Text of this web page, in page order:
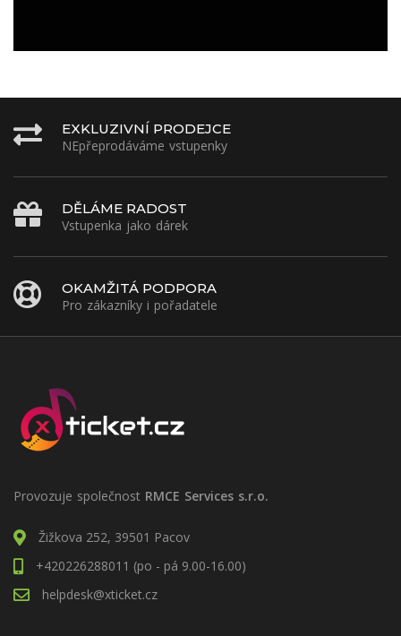
EXKLUZIVNÍ PRODEJCE
NEpřeprodáváme vstupenky
DĚLÁME RADOST
Vstupenka jako dárek
OKAMŽITÁ PODPORA
Pro zákazníky i pořadatele
Provozuje společnost RMCE Services s.r.o.
Žižkova 252, 39501 Pacov
+420226288011 (po - pá 9.00-16.00)
helpdesk@xticket.cz